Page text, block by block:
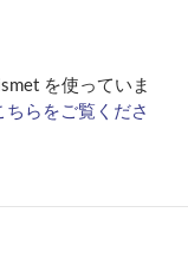
を使っていま
らをご覧くださ